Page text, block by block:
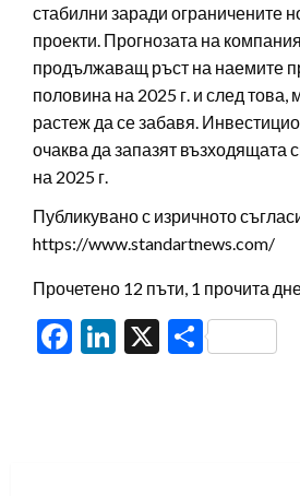
стабилни заради ограничените
проекти. Прогнозата на
продължаващ ръст на наемите
половина на 2025 г. и след това,
растеж да се забавя.
очаква да запазят възходящата
на 2025 г.
Публикувано с изричното
https://www.standartnews.com/
Прочетено 12 пъти, 1 прочита
Facebook
LinkedIn
X Share